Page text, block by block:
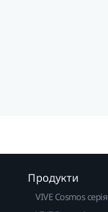
Продукти
VIVE Cosmos серія